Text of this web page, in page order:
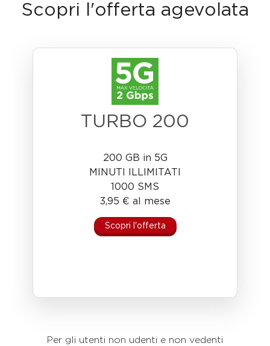
Scopri l'offerta agevolata
TURBO 200
200 GB in 5G
MINUTI ILLIMITATI
1000 SMS
3,95 € al mese
Scopri l'offerta
Per gli utenti non udenti e non vedenti